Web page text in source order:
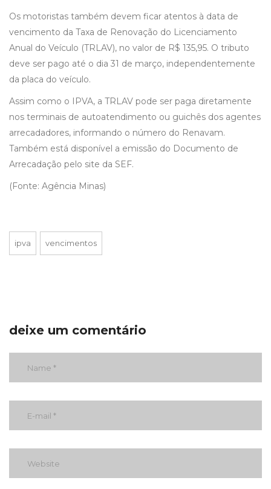
Os motoristas também devem ficar atentos à data de
vencimento da Taxa de Renovação do Licenciamento
Anual do Veículo (TRLAV), no valor de R$ 135,95. O tributo
deve ser pago até o dia 31 de março, independentemente
da placa do veículo.
Assim como o IPVA, a TRLAV pode ser paga diretamente
nos terminais de autoatendimento ou guichês dos agentes
arrecadadores, informando o número do Renavam.
Também está disponível a emissão do Documento de
Arrecadação pelo site da SEF.
(Fonte: Agência Minas)
ipva vencimentos
deixe um comentário